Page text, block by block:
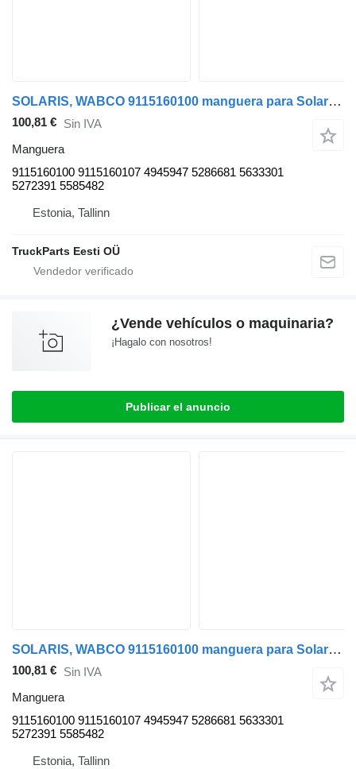
SOLARIS, WABCO 9115160100 manguera para Solaris Urbino, Alpino, Vacanza (1999-) autobús
100,81 € Sin IVA
Manguera
9115160100 9115160107 4945947 5286681 5633301
5272391 5585482
Estonia, Tallinn
TruckParts Eesti OÜ
¿Vende vehículos o maquinaria?
¡Hagalo con nosotros!
Publicar el anuncio
SOLARIS, WABCO 9115160100 manguera para Solaris Urbino, Alpino, Vacanza (1999-) autobús
100,81 € Sin IVA
Manguera
9115160100 9115160107 4945947 5286681 5633301
5272391 5585482
Estonia, Tallinn